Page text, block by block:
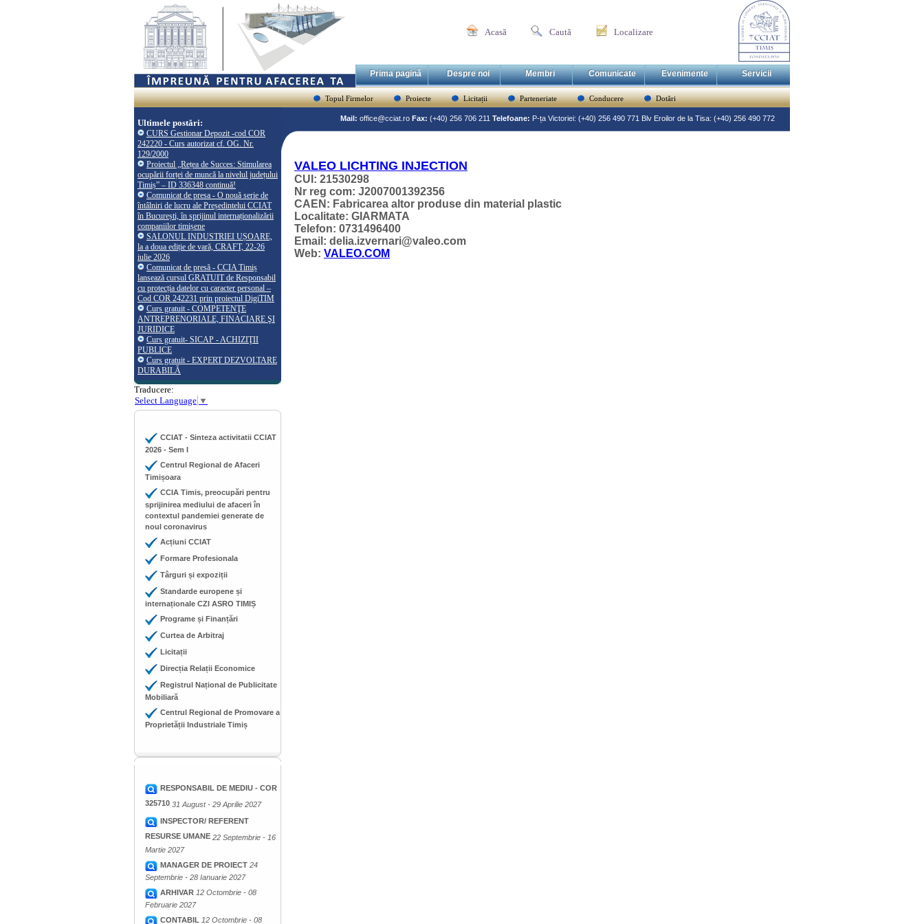
Acasă Caută Localizare
Prima pagină Despre noi Membri Comunicate Evenimente Servicii
Topul Firmelor Proiecte Licitații Parteneriate Conducere Dotări
Ultimele postări:
CURS Gestionar Depozit -cod COR
242220 - Curs autorizat cf. OG. Nr.
129/2000
Proiectul „Rețea de Succes: Stimularea
ocupării forței de muncă la nivelul județului
Timiș” – ID 336348 continuă!
Comunicat de presa - O nouă serie de
întâlniri de lucru ale Președintelui CCIAT
în București, în sprijinul internaționalizării
companiilor timișene
SALONUL INDUSTRIEI UȘOARE,
la a doua ediție de vară, CRAFT, 22-26
iulie 2026
Comunicat de presă - CCIA Timiș
lansează cursul GRATUIT de Responsabil
cu protecția datelor cu caracter personal –
Cod COR 242231 prin proiectul DigiTIM
Curs gratuit - COMPETENŢE
ANTREPRENORIALE, FINACIARE ŞI
JURIDICE
Curs gratuit- SICAP - ACHIZIŢII
PUBLICE
Curs gratuit - EXPERT DEZVOLTARE
DURABILĂ
Traducere:
Select Language ▼
CCIAT - Sinteza activitatii CCIAT
2026 - Sem I
Centrul Regional de Afaceri
Timișoara
CCIA Timis, preocupări pentru
sprijinirea mediului de afaceri în
contextul pandemiei generate de
noul coronavirus
Acțiuni CCIAT
Formare Profesionala
Târguri și expoziții
Standarde europene și
internaționale CZI ASRO TIMIȘ
Programe și Finanțări
Curtea de Arbitraj
Licitații
Direcția Relații Economice
Registrul Național de Publicitate
Mobiliară
Centrul Regional de Promovare a
Proprietății Industriale Timiș
RESPONSABIL DE MEDIU - COR
325710 31 August - 29 Aprilie 2027
INSPECTOR/ REFERENT
RESURSE UMANE 22 Septembrie - 16
Martie 2027
MANAGER DE PROIECT 24
Septembrie - 28 Ianuarie 2027
ARHIVAR 12 Octombrie - 08
Februarie 2027
CONTABIL 12 Octombrie - 08
Mail: office@cciat.ro Fax: (+40) 256 706 211 Telefoane: P-ța Victoriei: (+40) 256 490 771 Blv Eroilor de la Tisa: (+40) 256 490 772
VALEO LICHTING INJECTION
CUI: 21530298
Nr reg com: J2007001392356
CAEN: Fabricarea altor produse din material plastic
Localitate: GIARMATA
Telefon: 0731496400
Email: delia.izvernari@valeo.com
Web: VALEO.COM